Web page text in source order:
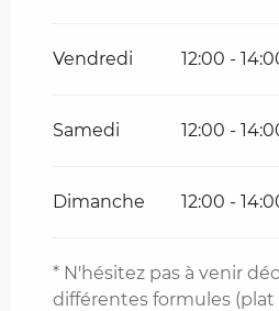
Vendredi 12:00 -
Samedi 12:00 -
Dimanche 12:00 -
* N'hésitez pas à venir
différentes formules (plat